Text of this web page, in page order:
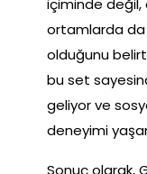
içiminde değil,
ortamlarda da
olduğunu
bu set
geliyor ve
deneyimi
Sonuç olarak,